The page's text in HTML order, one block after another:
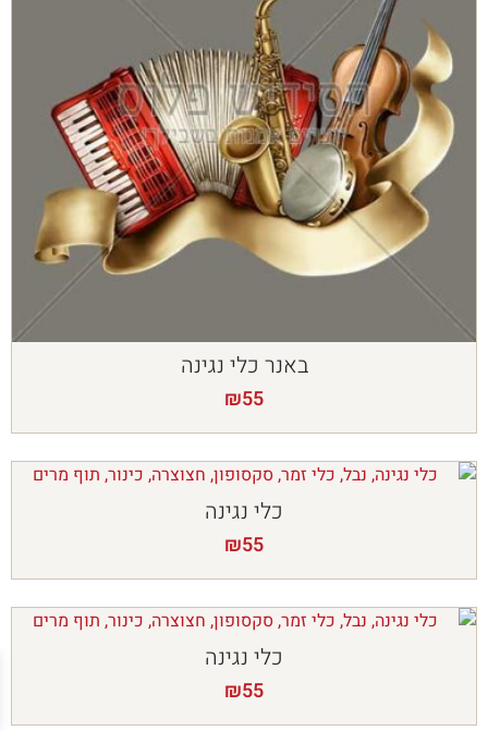
באנר כלי נגינה
₪55
כלי נגינה
₪55
כלי נגינה
₪55